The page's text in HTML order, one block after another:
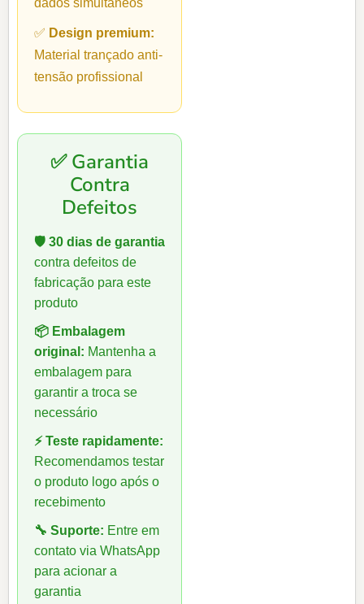
dados simultâneos
✅ Design premium:
Material trançado anti-
tensão profissional
✅ Garantia
Contra
Defeitos
🛡️ 30 dias de garantia
contra defeitos de
fabricação para este
produto
📦 Embalagem
original: Mantenha a
embalagem para
garantir a troca se
necessário
⚡ Teste rapidamente:
Recomendamos testar
o produto logo após o
recebimento
🔧 Suporte: Entre em
contato via WhatsApp
para acionar a
garantia